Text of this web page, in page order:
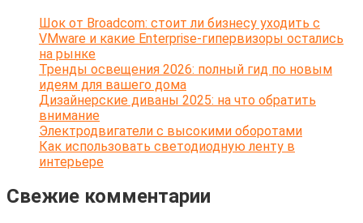
Шок от Broadcom: стоит ли бизнесу уходить с
VMware и какие Enterprise-гипервизоры остались
на рынке
Тренды освещения 2026: полный гид по новым
идеям для вашего дома
Дизайнерские диваны 2025: на что обратить
внимание
Электродвигатели с высокими оборотами
Как использовать светодиодную ленту в
интерьере
Свежие комментарии